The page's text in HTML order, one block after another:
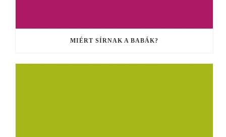
MIÉRT SÍRNAK A BABÁK?